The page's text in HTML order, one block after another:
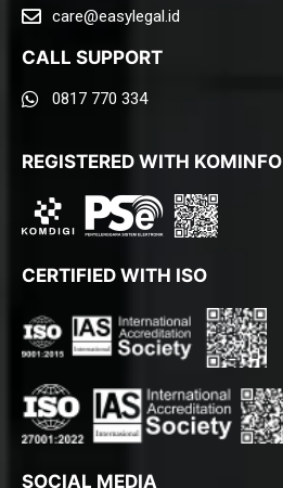
care@easylegal.id​
CALL SUPPORT
0817 770 334
REGISTERED WITH KOMINFO
CERTIFIED WITH ISO
SOCIAL MEDIA